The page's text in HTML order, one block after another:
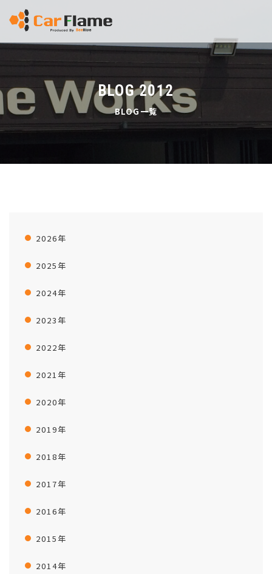
BLOG 2012
BLOG一覧
2026年
2025年
2024年
2023年
2022年
2021年
2020年
2019年
2018年
2017年
2016年
2015年
2014年